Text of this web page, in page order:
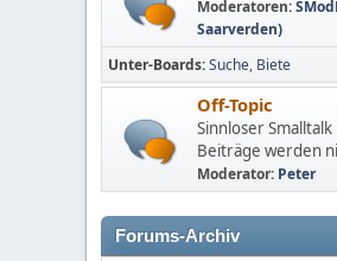
Moderatoren:
Saarverden)
Unter-Boards Suche Biete
Off-Topic
Sinnloser
Beiträge werden
Moderator: Peter
Forums-Archiv